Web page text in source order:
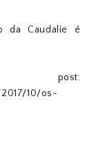
da Caudalie é
10/os-